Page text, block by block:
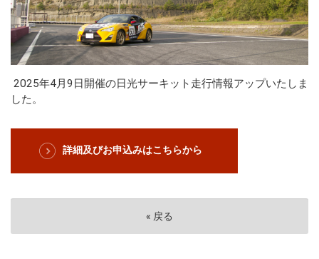
2025年4月9日開催の日光サーキット走行情報アップいたしま
した。
詳細及びお申込みはこちらから
« 戻る